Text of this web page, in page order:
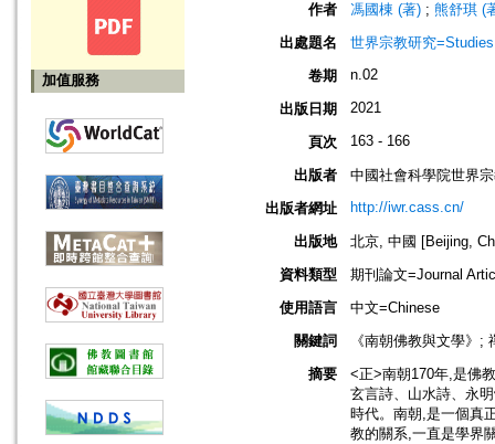
加值服務
作者 馮國棟 (著) ; 熊舒琪 (
出處題名
世界宗教研究
卷期
n.02
出版日期 2021
頁次 163 - 166
出版者
中國社會科學院世界
出版者網址
http://iwr.cass.cn/
出版地
北京, 中國 [Beijing,
資料類型
期刊論文=Journal
使用語言
中文=Chinese
關鍵詞
《南朝佛教與文學》;
摘要
<正>南朝170年,是佛
玄言詩、山水詩、永
時代。南朝,是一個真
教的關系,一直是學界